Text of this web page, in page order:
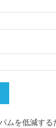
ムを低減す